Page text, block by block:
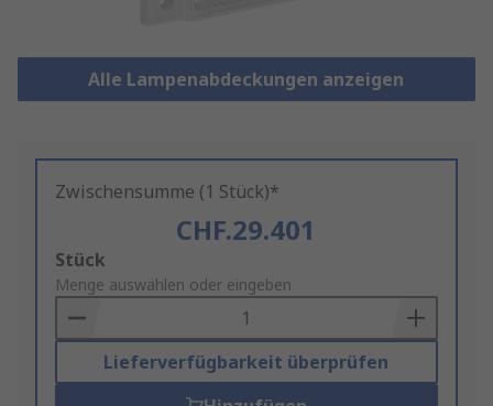
Alle Lampenabdeckungen anzeigen
Zwischensumme (1 Stück)*
CHF.29.401
Add
to
Basket
Stück
Menge auswählen oder eingeben
Lieferverfügbarkeit überprüfen